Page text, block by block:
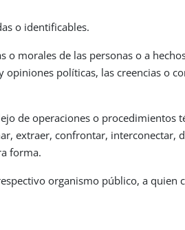
o identificables.
o morales de las personas o a
políticas, las creencias o
de operaciones o procedimientos
extraer, confrontar, interconectar,
forma.
organismo público, a quien